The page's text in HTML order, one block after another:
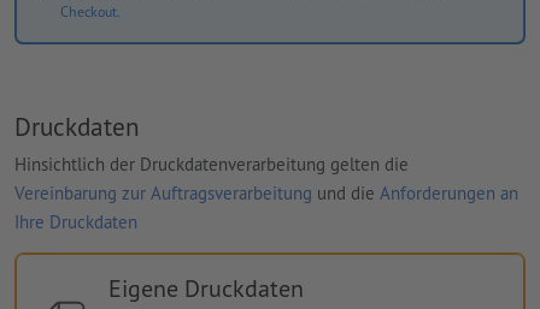
Checkout.
Druckdaten
Hinsichtlich der Druckdatenverarbeitung gelten die
Vereinbarung zur Auftragsverarbeitung und die Anforderungen an
Ihre Druckdaten
Eigene Druckdaten